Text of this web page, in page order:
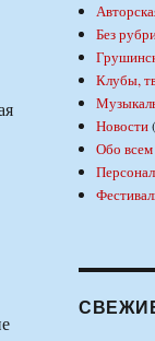
Без
Клубы,
Новости
Обо всем